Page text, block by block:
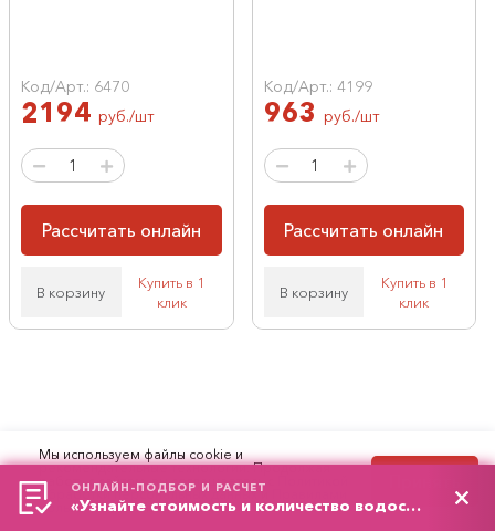
Код/Арт.: 6470
2194 руб./шт
Рассчитать онлайн
В корзину
Купить в 1
клик
Код/Арт.: 4199
963 руб./шт
Рассчитать онлайн
В корзину
Купить в 1
клик
ПОЗВОНИТЕ НАМ:
+7 (495) 766-13-43
Мы используем файлы cookie и
рекомендательные технологии. Продолжая
работу с сайтом, вы соглашаетесь с
обработки персональных данных и
пользования сайтом.
ОНЛАЙН-ПОДБОР И РАСЧЕТ
«Узнайте стоимость и количество водостоков»